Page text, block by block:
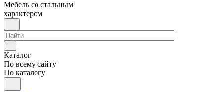
Мебель со стальным
характером
Каталог
По всему сайту
По каталогу